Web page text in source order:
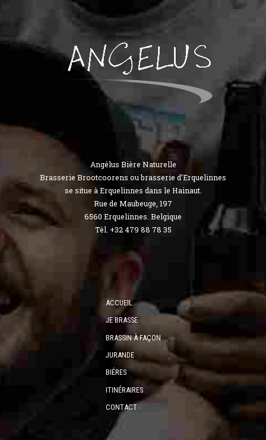
Angélus Bière Naturelle
Brasserie Brootcoorens ou brasserie d’Erquelinnes
se situe à Erquelinnes dans le Hainaut.
Rue de Maubeuge, 197
6560 Erquelinnes. Belgique
Tél. +32 479 88 78 35
ACCUEIL
JE BRASSE
BRASSIN À FAÇON
JURANDE
BIÉRES
ITINÉRAIRES
CONTACT